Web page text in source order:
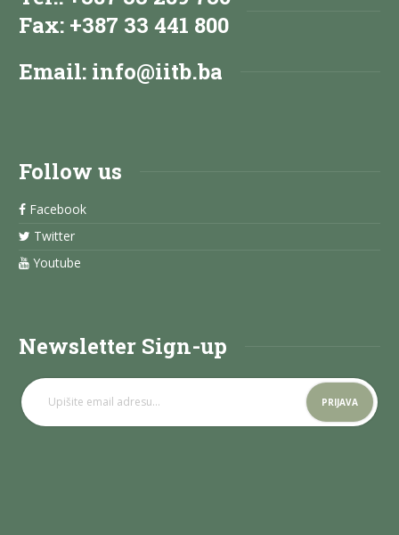
Fax: +387 33 441 800
Email: info@iitb.ba
Follow us
Facebook
Twitter
Youtube
Newsletter Sign-up